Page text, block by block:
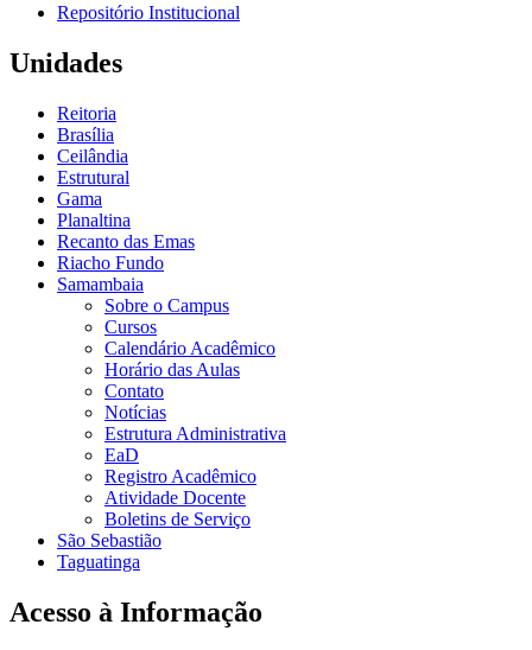
Repositório Institucional
Unidades
Reitoria
Brasília
Ceilândia
Estrutural
Gama
Planaltina
Recanto das Emas
Riacho Fundo
Samambaia
Sobre o Campus
Cursos
Calendário Acadêmico
Horário das Aulas
Contato
Notícias
Estrutura Administrativa
EaD
Registro Acadêmico
Atividade Docente
Boletins de Serviço
São Sebastião
Taguatinga
Acesso à Informação